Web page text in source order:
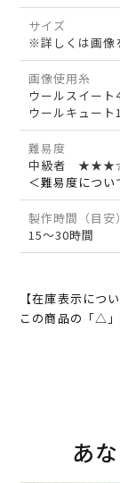
サイズ
※詳しくは画像
画像使用糸
ウールスイート
ウールキュー
難易度
中級者
＜難易度につい
製作時間（目安）
15～30時間
【在庫表示につい
この商品の「△」
あ